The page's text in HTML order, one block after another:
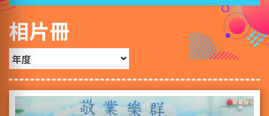
相片冊